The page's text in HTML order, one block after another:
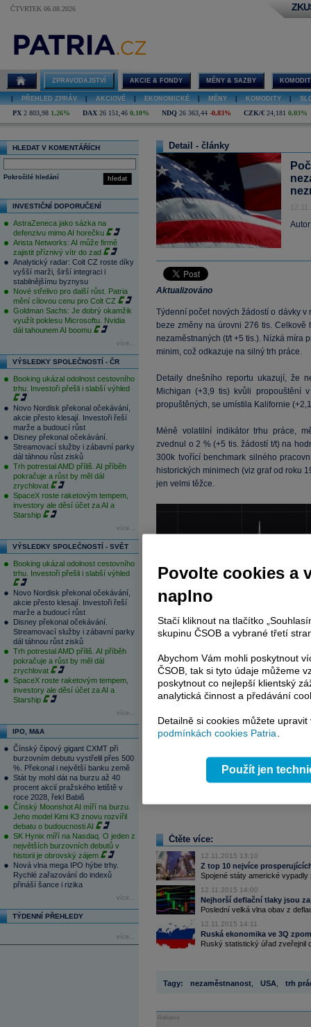
ČTVRTEK 06.08.2026
ZPRAVODAJSTVÍ AKCIE & FONDY MĚNY & SAZBY
PŘEHLED ZPRÁV AKCIOVÉ EKONOMICKÉ MĚNY KOMODITY
PX 2 803,98 1,26% DAX 26 151,46 0,10% NDQ 26 363,44 -0,83% CZK/€ 24,181 0,03%
HLEDAT V KOMENTÁŘÍCH
hledat
Pokročilé hledání
INVESTIČNÍ DOPORUČENÍ
AstraZeneca jako sázka na
defenzivu mimo AI horečku
Arista Networks: AI může firmě
zajistit příznivý vítr do zad
Analytický radar: Colt CZ roste díky
vyšší marži, širší integraci i
stabilnějšímu byznysu
Nové střelivo pro další růst. Patria
mění cílovou cenu pro Colt CZ
Goldman Sachs: Je dobrý okamžik
využít poklesu Microsoftu. Nvidia
dál tahounem AI boomu
více...
VÝSLEDKY SPOLEČNOSTÍ - ČR
Booking ukázal odolnost cestovního
trhu. Investoři přešli i slabší výhled
Novo Nordisk překonal očekávání,
akcie přesto klesají. Investoři řeší
marže a budoucí růst
Disney překonal očekávání.
Streamovací služby i zábavní parky
dál táhnou růst zisků
Trh potrestal AMD příliš. AI příběh
pokračuje a růst by měl dál
zrychlovat
SpaceX roste raketovým tempem,
investory ale děsí účet za AI a
Starship
více...
VÝSLEDKY SPOLEČNOSTÍ - SVĚT
Booking ukázal odolnost cestovního
trhu. Investoři přešli i slabší výhled
Novo Nordisk překonal očekávání,
akcie přesto klesají. Investoři řeší
marže a budoucí růst
Disney překonal očekávání.
Streamovací služby i zábavní parky
dál táhnou růst zisků
Trh potrestal AMD příliš. AI příběh
pokračuje a růst by měl dál
zrychlovat
SpaceX roste raketovým tempem,
investory ale děsí účet za AI a
Starship
více...
IPO, M&A
Čínský čipový gigant CXMT při
burzovním debutu vystřelil přes 500
%. Překonal i největší banku země
Stát by mohl dát na burzu až 40
procent akcií pražského letiště v
roce 2028, řekl Babiš
Čínský Moonshot AI míří na burzu.
Jeho model Kimi K3 znovu rozvířil
debatu o budoucnosti AI
SK Hynix míří na Nasdaq. O jeden z
největších burzovních debutů v
historii je obrovský zájem
Nová vlna mega IPO hýbe trhy.
Rychlé zařazování do indexů
přináší šance i rizika
více...
TÝDENNÍ PŘEHLEDY
více...
Detail - články
Aktualizováno
Týdenní počet nových žádostí o dávky
beze změny na úrovni 276 tis.
nezaměstnaných (t/t +5 tis.). Nízká míra
minim, což odkazuje na silný trh práce.
Detaily dnešního reportu ukazují, že
Michigan (+3,9 tis) kvůli propouštění
propuštěných, se umístila Kalifornie
Méně volatilní indikátor trhu práce,
zvednul o 2 % (+5 tis. žádostí t/t) na
300k tvořící benchmark silného
historických minimech (viz graf od roku
jen velmi těžce.
), což dokreslilo obrázek silného
nebude zvyšování sazeb více
Čtěte více:
12.11.2015 13:10
Z top 10 nejvíce
Spojené státy americké
12.11.2015 14:00
Nejhorší deflační tlaky jsou
Poslední velká vlna obav z
12.11.2015 14:11
Ruská ekonomika ve 3Q
Ruský statistický úřad zveřejnil
Tagy: nezaměstnanost USA trh
Reklama
Povolte cookies a
naplno
Stačí kliknout na tlačítko
skupinu ČSOB a vybrané třetí
Abychom Vám mohli poskytnout
ČSOB, tak si tyto údaje můžeme
poskytnout co nejlepší klientský
analytická činnost a předávání
Detailně si cookies můžete
podmínkách cookies Patria.
Použít jen